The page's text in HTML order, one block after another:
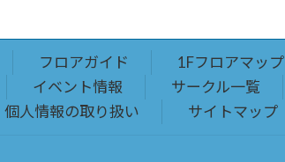
フロアガイド 1Fフロアマップ
イベント情報 サークル一覧
個人情報の取り扱い サイトマップ